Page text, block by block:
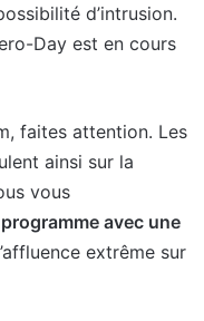
d’intrusion.
Day est en cours
faites attention. Les
ainsi sur la
vous
avec une
extrême sur